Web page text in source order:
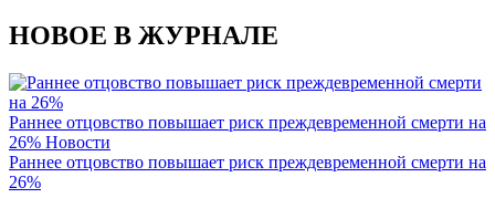
НОВОЕ В ЖУРНАЛЕ
Раннее отцовство повышает риск преждевременной смерти на
26% Новости
Раннее отцовство повышает риск преждевременной смерти на
26%